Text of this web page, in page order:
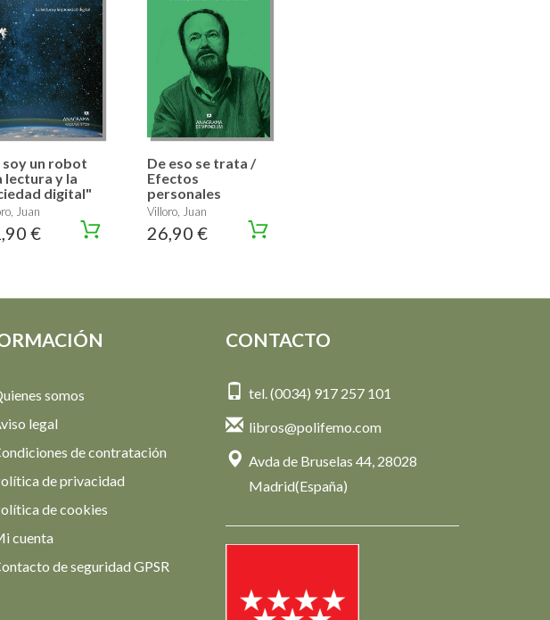
soy un robot
lectura y la
digital"
Juan
€
De eso se trata /
Efectos
personales
Villoro, Juan
26,90 €
somos
legal
de contratación
de privacidad
de cookies
cuenta
de seguridad GPSR
CONTACTO
tel. (0034) 917 257 101
libros@polifemo.com
Avda de Bruselas 44, 28028
Madrid(España)